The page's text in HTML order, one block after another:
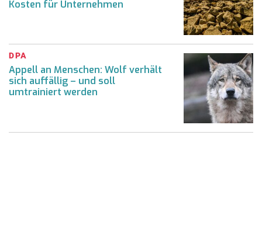
Kosten für Unternehmen
DPA
Appell an Menschen: Wolf verhält
sich auffällig – und soll
umtrainiert werden